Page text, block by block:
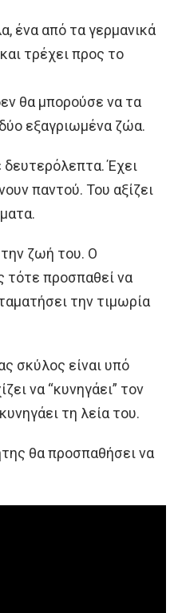
ένα από τα γερμανικά
τρέχει προς το
θα μπορούσε να τα
εξαγριωμένα ζώα.
δευτερόλεπτα. Έχει
παντού. Του αξίζει
ζωή του. Ο
τότε προσπαθεί να
την τιμωρία
σκύλος είναι υπό
να “κυνηγάει” τον
τη λεία του.
θα προσπαθήσει να